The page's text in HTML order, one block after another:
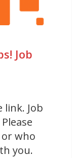
Job
link. Job
who
you.